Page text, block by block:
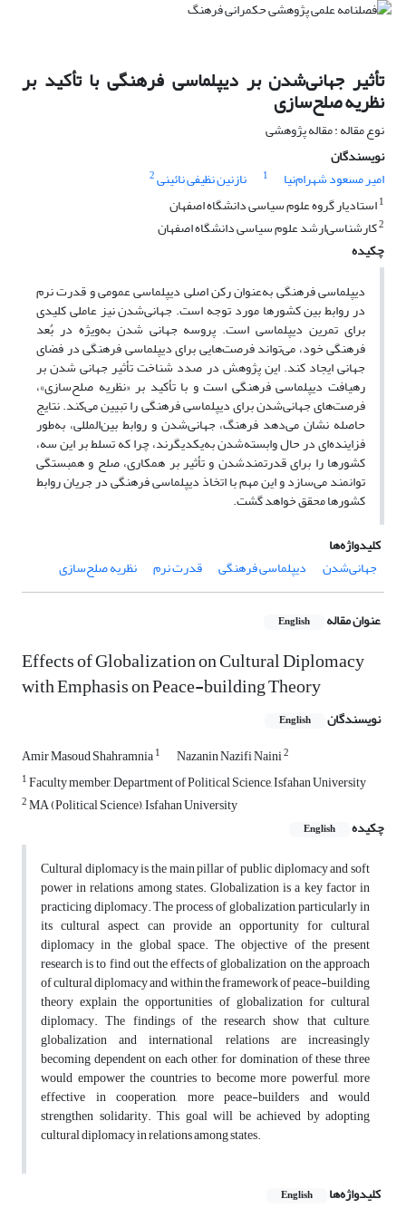
تأثیر جهانی‌شدن بر دیپلماسی فرهنگی با تأکید بر
نظریه صلح‌سازی
نوع مقاله : مقاله پژوهشی
نویسندگان
امیر مسعود شهرام‌نیا
1 نازنین نظیفی نائینی2
1استادیار گروه علوم سیاسی دانشگاه اصفهان
2کارشناسی‌ارشد علوم سیاسی دانشگاه اصفهان
چکیده
دیپلماسی فرهنگی به‌عنوان رکن اصلی دیپلماسی عمومی و قدرت نرم
در روابط بین کشورها مورد توجه است. جهانی‌شدن نیز عاملی کلیدی
برای تمرین دیپلماسی است. پروسه جهانی شدن به‌ویژه در بُعد
فرهنگی خود، می‌تواند فرصت‌هایی برای دیپلماسی فرهنگی در فضای
جهانی ایجاد کند. این پژوهش در صدد شناخت تأثیر جهانی شدن بر
رهیافت دیپلماسی فرهنگی است و با تأکید بر «نظریه صلح‌سازی»،
فرصت‌های جهانی‌شدن برای دیپلماسی فرهنگی را تبیین می‌کند. نتایج
حاصله نشان می‌دهد فرهنگ، جهانی‌شدن و روابط بین‌المللی، به‌طور
فزاینده‌ای در حال وابسته‌شدن به‌یکدیگرند، چرا که تسلط بر این سه،
کشورها را برای قدرتمندشدن و تأثیر بر همکاری، صلح و همبستگی
توانمند می‌سازد و این مهم با اتخاذ دیپلماسی فرهنگی در جریان روابط
کشورها محقق خواهد گشت.
کلیدواژه‌ها
جهانی‌شدن
دیپلماسی فرهنگی قدرت نرم نظریه صلح‌سازی
عنوان مقاله English
Effects of Globalization on Cultural Diplomacy
with Emphasis on Peace-building Theory
نویسندگان English
Amir Masoud Shahramnia1 Nazanin Nazifi Naini2
1Faculty member, Department of Political Science, Isfahan University
2MA (Political Science), Isfahan University
چکیده
English
Cultural diplomacy is the main pillar of public diplomacy and soft
power in relations among states. Globalization is a key factor in
practicing diplomacy. The process of globalization, particularly in
its cultural aspect, can provide an opportunity for cultural
diplomacy in the global space. The objective of the present
research is to find out the effects of globalization on the approach
of cultural diplomacy and within the framework of peace-building
theory explain the opportunities of globalization for cultural
diplomacy. The findings of the research show that culture,
globalization and international relations are increasingly
becoming dependent on each other, for domination of these three
would empower the countries to become more powerful, more
effective in cooperation, more peace-builders and would
strengthen solidarity. This goal will be achieved by adopting
cultural diplomacy in relations among states.
کلیدواژه‌ها English